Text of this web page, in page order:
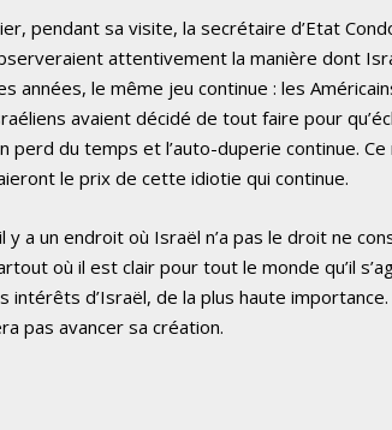
pendant sa visite, la secrétaire d’Etat
attentivement la manière dont
années, le même jeu continue : les
avaient décidé de tout faire pour
perd du temps et l’auto-duperie continue.
le prix de cette idiotie qui continue.
y a un endroit où Israël n’a pas le droit ne
où il est clair pour tout le monde qu’il
intérêts d’Israël, de la plus haute
pas avancer sa création.